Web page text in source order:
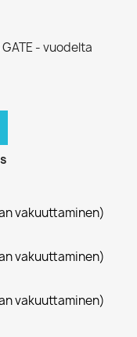
GATE - vuodelta
vakuuttaminen)
vakuuttaminen)
vakuuttaminen)